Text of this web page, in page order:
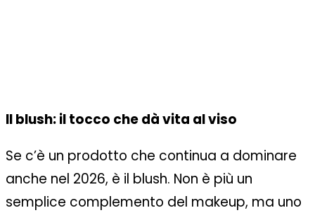
Il blush: il tocco che dà vita al viso
Se c’è un prodotto che continua a dominare
anche nel 2026, è il blush. Non è più un
semplice complemento del makeup, ma uno